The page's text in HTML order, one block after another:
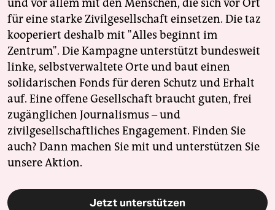
und vor allem mit den Menschen, die sich vor Ort
für eine starke Zivilgesellschaft einsetzen. Die taz
kooperiert deshalb mit "Alles beginnt im
Zentrum". Die Kampagne unterstützt bundesweit
linke, selbstverwaltete Orte und baut einen
solidarischen Fonds für deren Schutz und Erhalt
auf. Eine offene Gesellschaft braucht guten, frei
zugänglichen Journalismus – und
zivilgesellschaftliches Engagement. Finden Sie
auch? Dann machen Sie mit und unterstützen Sie
unsere Aktion.
Jetzt unterstützen